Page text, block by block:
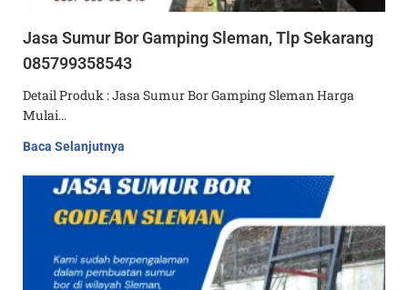
Jasa Sumur Bor Gamping Sleman, Tlp Sekarang
085799358543
Detail Produk : Jasa Sumur Bor Gamping Sleman Harga
Mulai…
Baca Selanjutnya